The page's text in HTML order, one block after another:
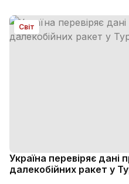
Світ
Україна перевіряє дані
далекобійних ракет у